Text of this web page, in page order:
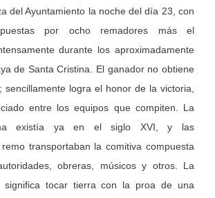
del Ayuntamiento la noche del día 23, con
por ocho remadores más el
durante los aproximadamente
de Santa Cristina. El ganador no obtiene
sencillamente logra el honor de la victoria,
entre los equipos que compiten. La
existía ya en el siglo XVI, y las
transportaban la comitiva compuesta
obreras, músicos y otros. La
significa tocar tierra con la proa de una